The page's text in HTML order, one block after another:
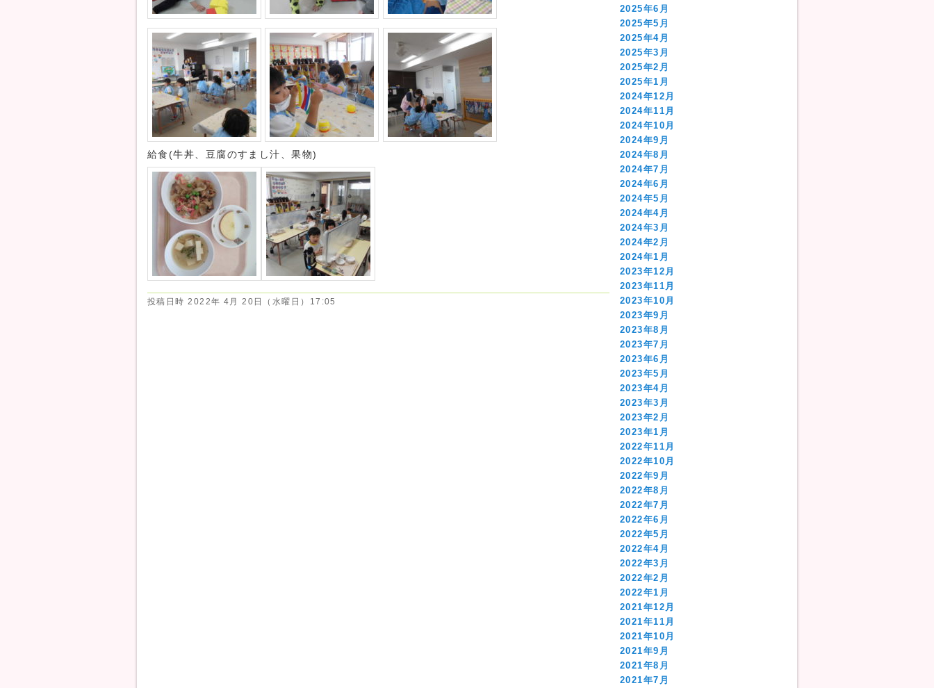
給食(牛丼、豆腐のすまし汁、果物)
投稿日時 2022年 4月 20日（水曜日）17:05
2025年6月
2025年5月
2025年4月
2025年3月
2025年2月
2025年1月
2024年12月
2024年11月
2024年10月
2024年9月
2024年8月
2024年7月
2024年6月
2024年5月
2024年4月
2024年3月
2024年2月
2024年1月
2023年12月
2023年11月
2023年10月
2023年9月
2023年8月
2023年7月
2023年6月
2023年5月
2023年4月
2023年3月
2023年2月
2023年1月
2022年11月
2022年10月
2022年9月
2022年8月
2022年7月
2022年6月
2022年5月
2022年4月
2022年3月
2022年2月
2022年1月
2021年12月
2021年11月
2021年10月
2021年9月
2021年8月
2021年7月